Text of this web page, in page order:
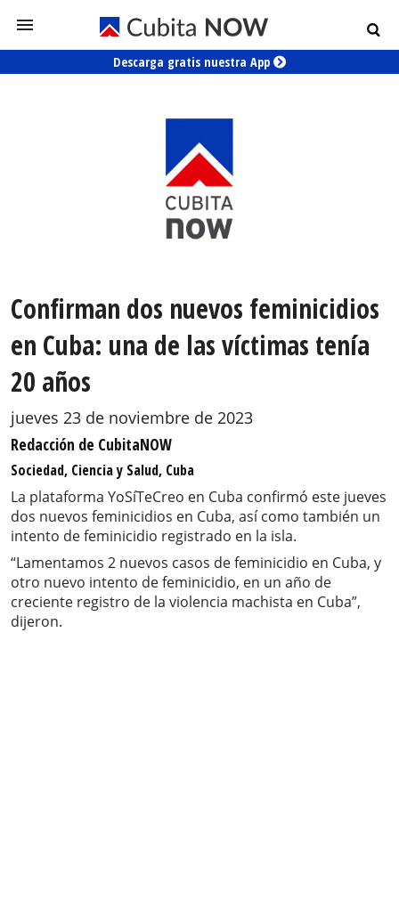
Descarga gratis nuestra App
Confirman dos nuevos feminicidios
en Cuba: una de las víctimas tenía
20 años
jueves 23 de noviembre de 2023
Redacción de CubitaNOW
Sociedad, Ciencia y Salud, Cuba
La plataforma YoSíTeCreo en Cuba confirmó este jueves
dos nuevos feminicidios en Cuba, así como también un
intento de feminicidio registrado en la isla.
“Lamentamos 2️ nuevos casos de feminicidio en Cuba, y
otro nuevo intento de feminicidio, en un año de
creciente registro de la violencia machista en Cuba”,
dijeron.